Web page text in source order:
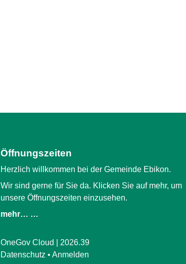
Öffnungszeiten
Herzlich willkommen bei der Gemeinde Ebikon.
Wir sind gerne für Sie da. Klicken Sie auf mehr, um
unsere Öffnungszeiten einzusehen.
mehr… …
OneGov Cloud (External Link)
2026.39
Datenschutz (External Link)
Anmelden